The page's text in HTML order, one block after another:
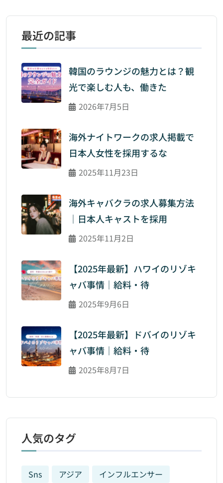
最近の記事
韓国のラウンジの魅力とは？観
光で楽しむ人も、働きた
2026年7月5日
海外ナイトワークの求人掲載で
日本人女性を採用するな
2025年11月23日
海外キャバクラの求人募集方法
｜日本人キャストを採用
2025年11月2日
【2025年最新】ハワイのリゾキ
ャバ事情｜給料・待
2025年9月6日
【2025年最新】ドバイのリゾキ
ャバ事情｜給料・待
2025年8月7日
人気のタグ
Sns アジア
インフルエンサー